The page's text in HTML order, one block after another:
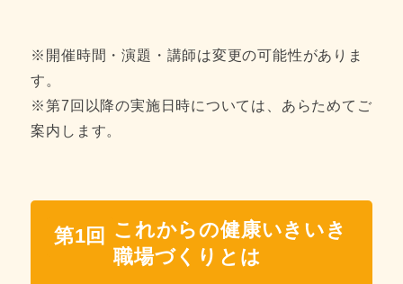
※開催時間・演題・講師は変更の可能性がありま
す。
※第7回以降の実施日時については、あらためてご
案内します。
第1回 これからの健康いきいき
職場づくりとは